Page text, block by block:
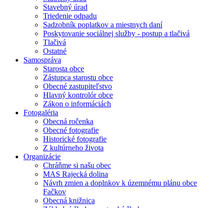
Stavebný úrad
Triedenie odpadu
Sadzobník poplatkov a miestnych daní
Poskytovanie sociálnej služby - postup a tlačivá
Tlačivá
Ostatné
Samospráva
Starosta obce
Zástupca starostu obce
Obecné zastupiteľstvo
Hlavný kontrolór obce
Zákon o informáciách
Fotogaléria
Obecná ročenka
Obecné fotografie
Historické fotografie
Z kultúrneho života
Organizácie
Chráňme si našu obec
MAS Rajecká dolina
Návrh zmien a doplnkov k územnému plánu obce
Fačkov
Obecná knižnica